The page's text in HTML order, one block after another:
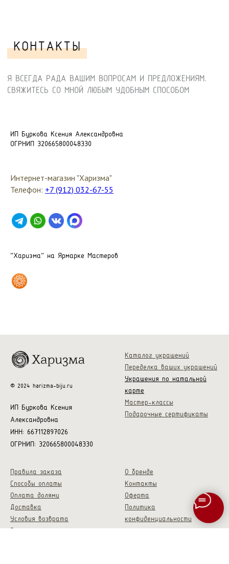
ИП Буркова Ксения Александровна
ОГРНИП 320665800048330
Интернет-магазин "Харизма"
Телефон: +7 (912) 032-67-55
"Харизма" на Ярмарке Мастеров
© 2024 harizma-biju.ru
ИП Буркова Ксения
Александровна
ИНН: 667112897026
ОГРНИП: 320665800048330
Каталог украшений
Переделка ваших украшений
Украшения по натальной
карте
Мастер-классы
Подарочные сертификаты
Правила заказа
Способы оплаты
Оплата долями
Доставка
Условия возврата
О бренде
Контакты
Оферта
Политика
конфиденциальности